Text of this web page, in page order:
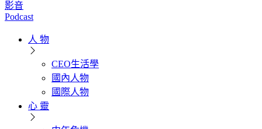
影音
Podcast
人 物
CEO生活學
國內人物
國際人物
心 靈